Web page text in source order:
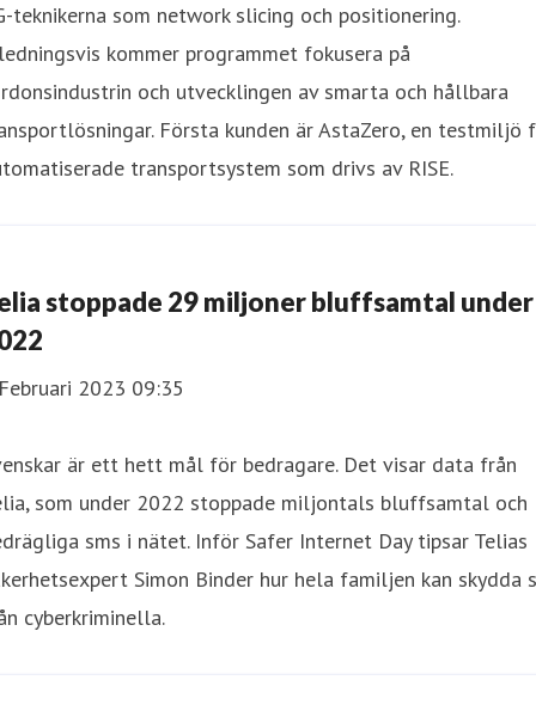
teknikerna som network slicing och positionering.
kommer programmet fokusera på
och utvecklingen av smarta och hållbara
Första kunden är AstaZero, en testmiljö
transportsystem som drivs av RISE.
stoppade 29 miljoner bluffsamtal under
2023 09:35
är ett hett mål för bedragare. Det visar data från
som under 2022 stoppade miljontals bluffsamtal och
sms i nätet. Inför Safer Internet Day tipsar Telias
Simon Binder hur hela familjen kan skydda
cyberkriminella.